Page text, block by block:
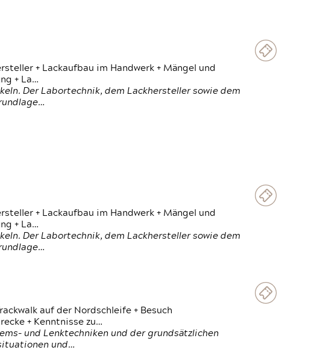
+ Lackaufbau im Handwerk + Mängel und
+ La…
Der Labortechnik, dem Lackhersteller sowie dem
+ Lackaufbau im Handwerk + Mängel und
+ La…
Der Labortechnik, dem Lackhersteller sowie dem
auf der Nordschleife + Besuch
+ Kenntnisse zu…
und Lenktechniken und der grundsätzlichen
und…